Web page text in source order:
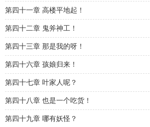
第四十一章 高楼平地起！
第四十二章 鬼斧神工！
第四十三章 那是我的呀！
第四十六章 孩娘归来！
第四十七章 叶家人呢？
第四十八章 也是一个吃货！
第四十九章 哪有妖怪？